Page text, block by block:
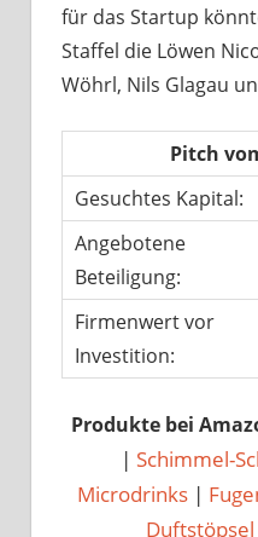
für das Startup
Staffel die Löwen
Wöhrl, Nils Glagau
Pitch
Gesuchtes Kapital:
Angebotene
Beteiligung:
Firmenwert vor
Investition:
Produkte bei
| Schimmel-
Microdrinks |
Duftstöpsel